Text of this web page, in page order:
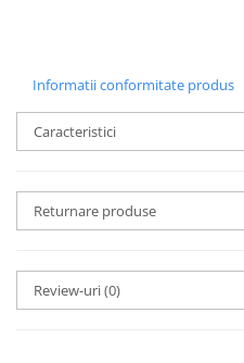
Informatii conformitate produs
Caracteristici
Returnare produse
Review-uri(0)